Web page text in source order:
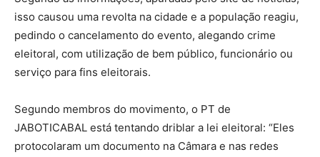
isso causou uma revolta na cidade e a população reagiu,
pedindo o cancelamento do evento, alegando crime
eleitoral, com utilização de bem público, funcionário ou
serviço para fins eleitorais.
Segundo membros do movimento, o PT de
JABOTICABAL está tentando driblar a lei eleitoral: “Eles
protocolaram um documento na Câmara e nas redes